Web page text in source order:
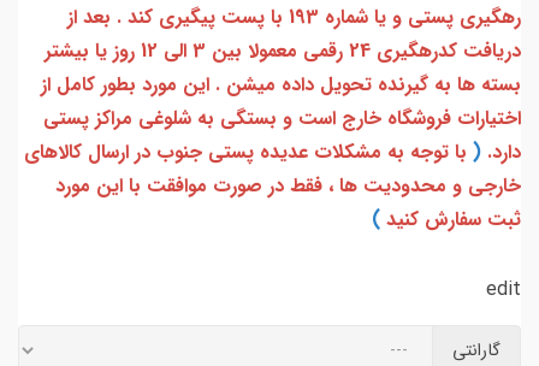
رهگیری پستی و یا شماره 193 با پست پیگیری کند . بعد از
دریافت کدرهگیری 24 رقمی معمولا بین 3 الی 12 روز یا بیشتر
بسته ها به گیرنده تحویل داده میشن . این مورد بطور کامل از
اختیارات فروشگاه خارج است و بستگی به شلوغی مراکز پستی
دارد. ( با توجه به مشکلات عدیده پستی جنوب در ارسال کالاهای
خارجی و محدودیت ها ، فقط در صورت موافقت با این مورد
ثبت سفارش کنید )
edit
گارانتی